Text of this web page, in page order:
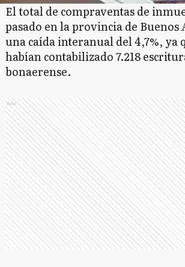
El total de compraventas de
pasado en la provincia de
una caída interanual del 4,7%, ya
habían contabilizado 7.218
bonaerense.
Ads